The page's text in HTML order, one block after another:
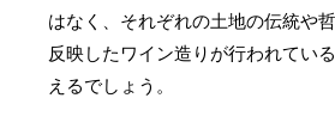
はなく、それぞれの土地の伝統や
反映したワイン造りが行われてい
えるでしょう。